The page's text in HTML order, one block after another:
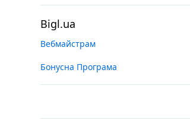
Bigl.ua
Вебмайстрам
Бонусна Програма